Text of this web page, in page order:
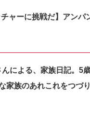
チャーに挑戦だ】アンパ
による、家族日記。5
家族のあれこれをつづ